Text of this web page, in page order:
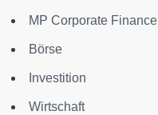
MP Corporate Finance
Börse
Investition
Wirtschaft